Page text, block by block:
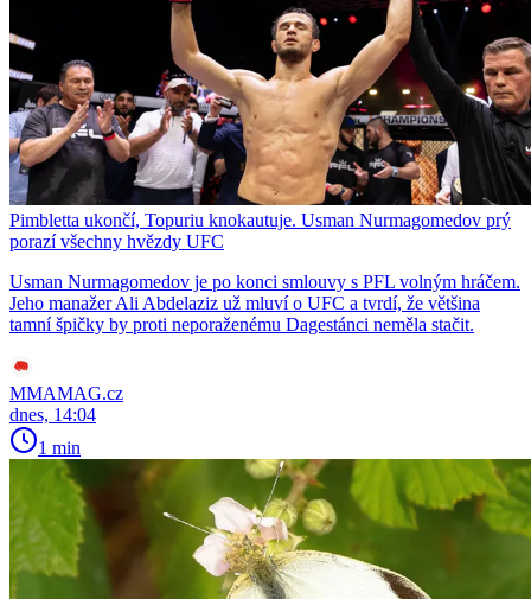
Pimbletta ukončí, Topuriu knokautuje. Usman Nurmagomedov prý
porazí všechny hvězdy UFC
Usman Nurmagomedov je po konci smlouvy s PFL volným hráčem.
Jeho manažer Ali Abdelaziz už mluví o UFC a tvrdí, že většina
tamní špičky by proti neporaženému Dagestánci neměla stačit.
MMAMAG.cz
dnes, 14:04
1 min